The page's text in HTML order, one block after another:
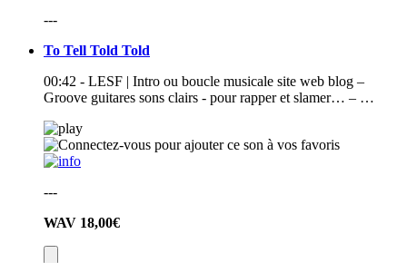
---
To Tell Told Told
00:42 - LESF | Intro ou boucle musicale site web blog –
Groove guitares sons clairs - pour rapper et slamer… – …
---
WAV 18,00€